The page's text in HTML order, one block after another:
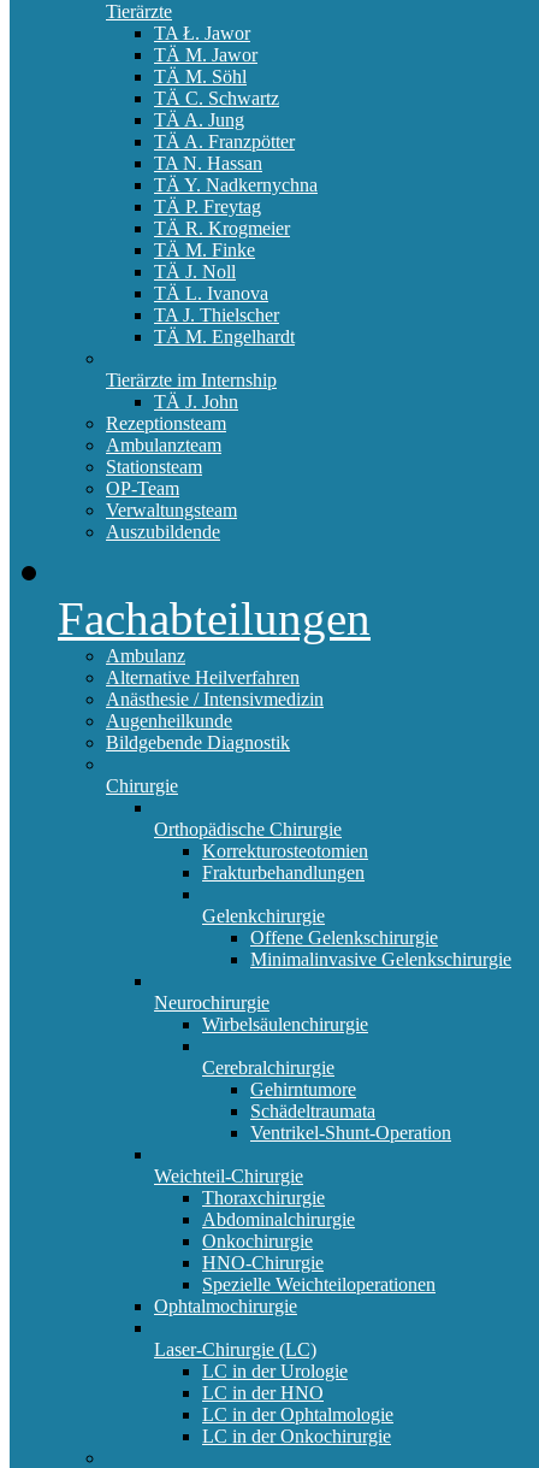
Tierärzte
TA Ł. Jawor
TÄ M. Jawor
TÄ M. Söhl
TÄ C. Schwartz
TÄ A. Jung
TÄ A. Franzpötter
TA N. Hassan
TÄ Y. Nadkernychna
TÄ P. Freytag
TÄ R. Krogmeier
TÄ M. Finke
TÄ J. Noll
TÄ L. Ivanova
TA J. Thielscher
TÄ M. Engelhardt
Tierärzte im Internship
TÄ J. John
Rezeptionsteam
Ambulanzteam
Stationsteam
OP-Team
Verwaltungsteam
Auszubildende
Fachabteilungen
Ambulanz
Alternative Heilverfahren
Anästhesie / Intensivmedizin
Augenheilkunde
Bildgebende Diagnostik
Chirurgie
Orthopädische Chirurgie
Korrekturosteotomien
Frakturbehandlungen
Gelenkchirurgie
Offene Gelenkschirurgie
Minimalinvasive Gelenkschirurgie
Neurochirurgie
Wirbelsäulenchirurgie
Cerebralchirurgie
Gehirntumore
Schädeltraumata
Ventrikel-Shunt-Operation
Weichteil-Chirurgie
Thoraxchirurgie
Abdominalchirurgie
Onkochirurgie
HNO-Chirurgie
Spezielle Weichteiloperationen
Ophtalmochirurgie
Laser-Chirurgie (LC)
LC in der Urologie
LC in der HNO
LC in der Ophtalmologie
LC in der Onkochirurgie